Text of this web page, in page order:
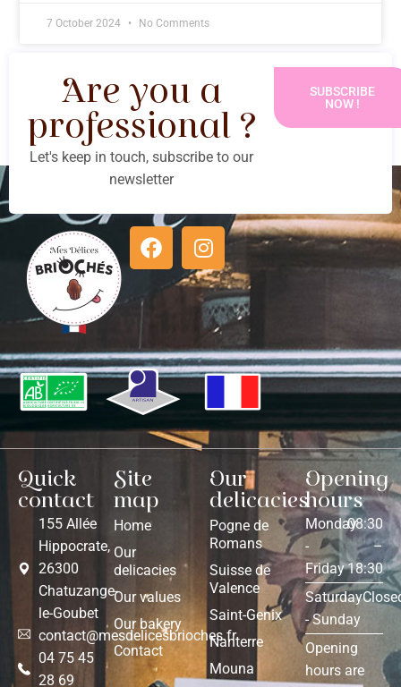
7 October 2024 No Comments
Are you a
professional ?
Let's keep in touch, subscribe to our
newsletter
SUBSCRIBE
NOW !
Quick
contact
155 Allée
Hippocrate,
26300
Chatuzange-
le-Goubet
contact@mesdelicesbrioches.fr
04 75 45
28 69
Site
map
Home
Our
delicacies
Our values
Our bakery
Contact
Our
delicacies
Pogne de
Romans
Suisse de
Valence
Saint-Genix
Nanterre
Mouna
Opening
hours
Monday
-
Friday
08:30
–
18:30
Saturday
- Sunday
Opening
hours are